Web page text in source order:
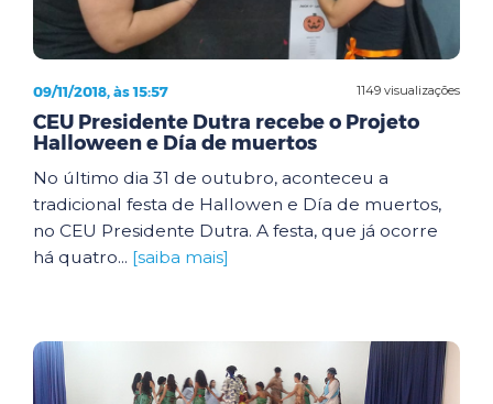
1149 visualizações
09/11/2018, às 15:57
CEU Presidente Dutra recebe o Projeto
Halloween e Día de muertos
No último dia 31 de outubro, aconteceu a
tradicional festa de Hallowen e Día de muertos,
no CEU Presidente Dutra. A festa, que já ocorre
há quatro... [saiba mais]